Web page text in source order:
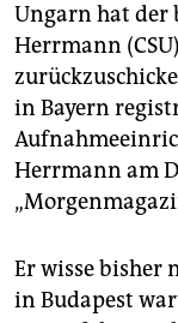
unterstützen
abo
genossenschaft
epaper login
Ungarn hat der
Herrmann
in Bayern
Herrmann am
Er wisse bisher
in Budapest